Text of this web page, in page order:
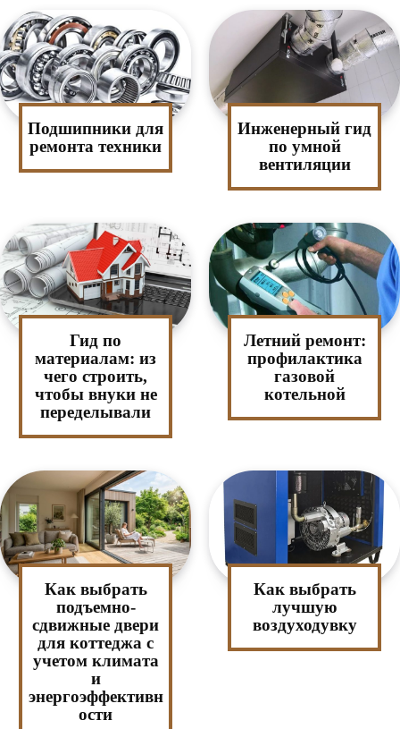
Подшипники для
ремонта техники
Инженерный гид
по умной
вентиляции
Гид по
материалам: из
чего строить,
чтобы внуки не
переделывали
Летний ремонт:
профилактика
газовой
котельной
Как выбрать
подъемно-
сдвижные двери
для коттеджа с
учетом климата
и
энергоэффективн
ости
Как выбрать
лучшую
воздуходувку